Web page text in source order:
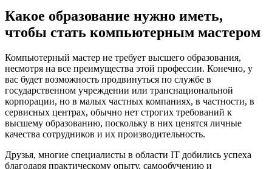
Какое образование нужно иметь,
чтобы стать компьютерным мастером
Компьютерный мастер не требует высшего образования,
несмотря на все преимущества этой профессии. Конечно, у
вас будет возможность продвинуться по службе в
государственном учреждении или транснациональной
корпорации, но в малых частных компаниях, в частности, в
сервисных центрах, обычно нет строгих требований к
высшему образованию, поскольку в них ценятся личные
качества сотрудников и их производительность.
Друзья, многие специалисты в области IT добились успеха
благодаря практическому опыту, самообучению и